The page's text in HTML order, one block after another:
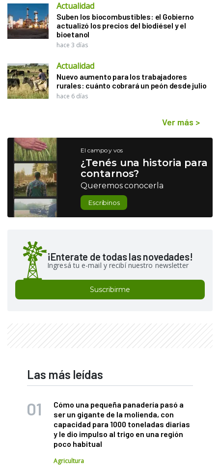
Actualidad
Suben los biocombustibles: el Gobierno
actualizó los precios del biodiésel y el
bioetanol
hace 3 días
Actualidad
Nuevo aumento para los trabajadores
rurales: cuánto cobrará un peón desde julio
hace 6 días
Ver más >
El campo y vos
¿Tenés una historia para
contarnos?
Queremos conocerla
Escribinos
¡Enterate de todas las novedades!
Ingresá tu e-mail y recibí nuestro newsletter
Suscribirme
Las más leídas
Cómo una pequeña panadería pasó a
ser un gigante de la molienda, con
capacidad para 1000 toneladas diarias
y le dio impulso al trigo en una región
poco habitual
Agricultura